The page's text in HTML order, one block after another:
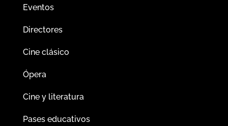
Eventos
Directores
Cine clásico
Ópera
Cine y literatura
Pases educativos